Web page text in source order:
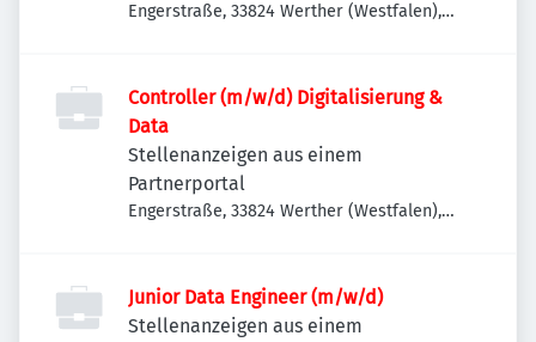
Engerstraße, 33824 Werther (Westfalen),
Controller (m/w/d) Digitalisierung &
Data
Stellenanzeigen aus einem
Partnerportal
Engerstraße, 33824 Werther (Westfalen),
Junior Data Engineer (m/w/d)
Stellenanzeigen aus einem